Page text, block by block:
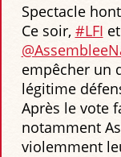
Spectacle
Ce soir, #LFI
empêcher un
légitime
Après le vote
notamment
violemment